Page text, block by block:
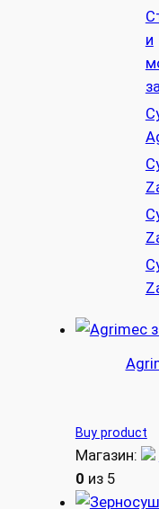
и
Buy product
Магазин:
0 из 5